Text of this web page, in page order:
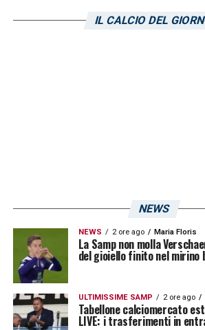
IL CALCIO DEL
NEWS
NEWS 2 ore ago Maria Floris
La Samp non molla
del gioiello finito nel mirino
ULTIMISSIME SAMP 2 ore ago
Tabellone calciomercato
LIVE: i trasferimenti in